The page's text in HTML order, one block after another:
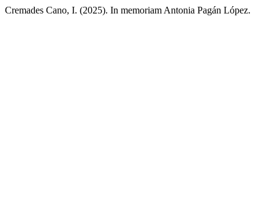
Cremades Cano, I. (2025). In memoriam Antonia Pagán López.